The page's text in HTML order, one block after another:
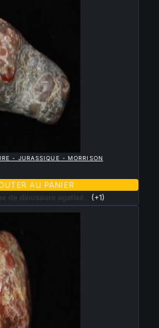
- JURASSIQUE - MORRISON
AU PANIER
de dinosaure agatisé. (+1)